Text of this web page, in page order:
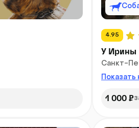
4.95
У Ирины
Санкт-
Показать
1 000 ₽